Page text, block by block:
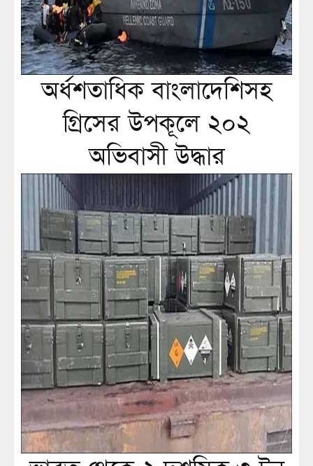
অর্ধশতাধিক বাংলাদেশিসহ
গ্রিসের উপকূলে ২০২
অভিবাসী উদ্ধার